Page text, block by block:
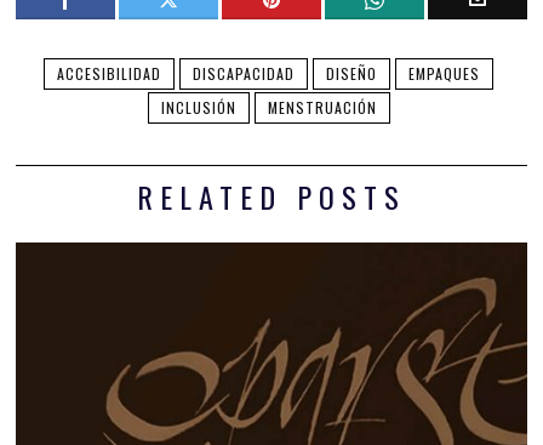
ACCESIBILIDAD DISCAPACIDAD DISEÑO
EMPAQUES
INCLUSIÓN
MENSTRUACIÓN
RELATED POSTS